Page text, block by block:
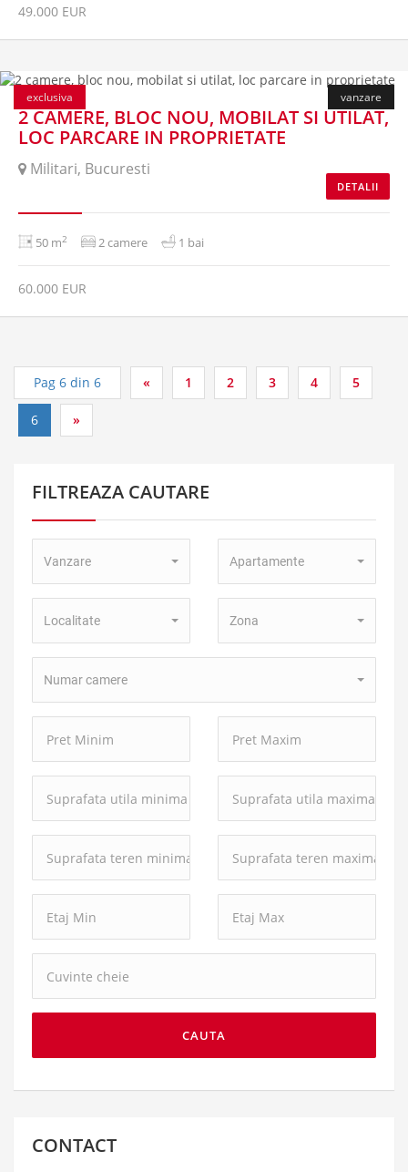
49.000 EUR
vanduta
exclusiva vanzare
2 CAMERE, BLOC NOU, MOBILAT SI UTILAT,
LOC PARCARE IN PROPRIETATE
Militari, Bucuresti
DETALII
50 m2 2 camere 1 bai
60.000 EUR
Pag 6 din 6 « 1 2 3 4 5
6 »
FILTREAZA CAUTARE
Tranzactie:
Vanzare
Proprietate:
Apartamente
Localitate Zona
camere:
Numar camere
Minim:
Maxim:
utila
minima:
utila
maxima:
teren
minima:
teren
maxima:
cheie:
CAUTA
CONTACT